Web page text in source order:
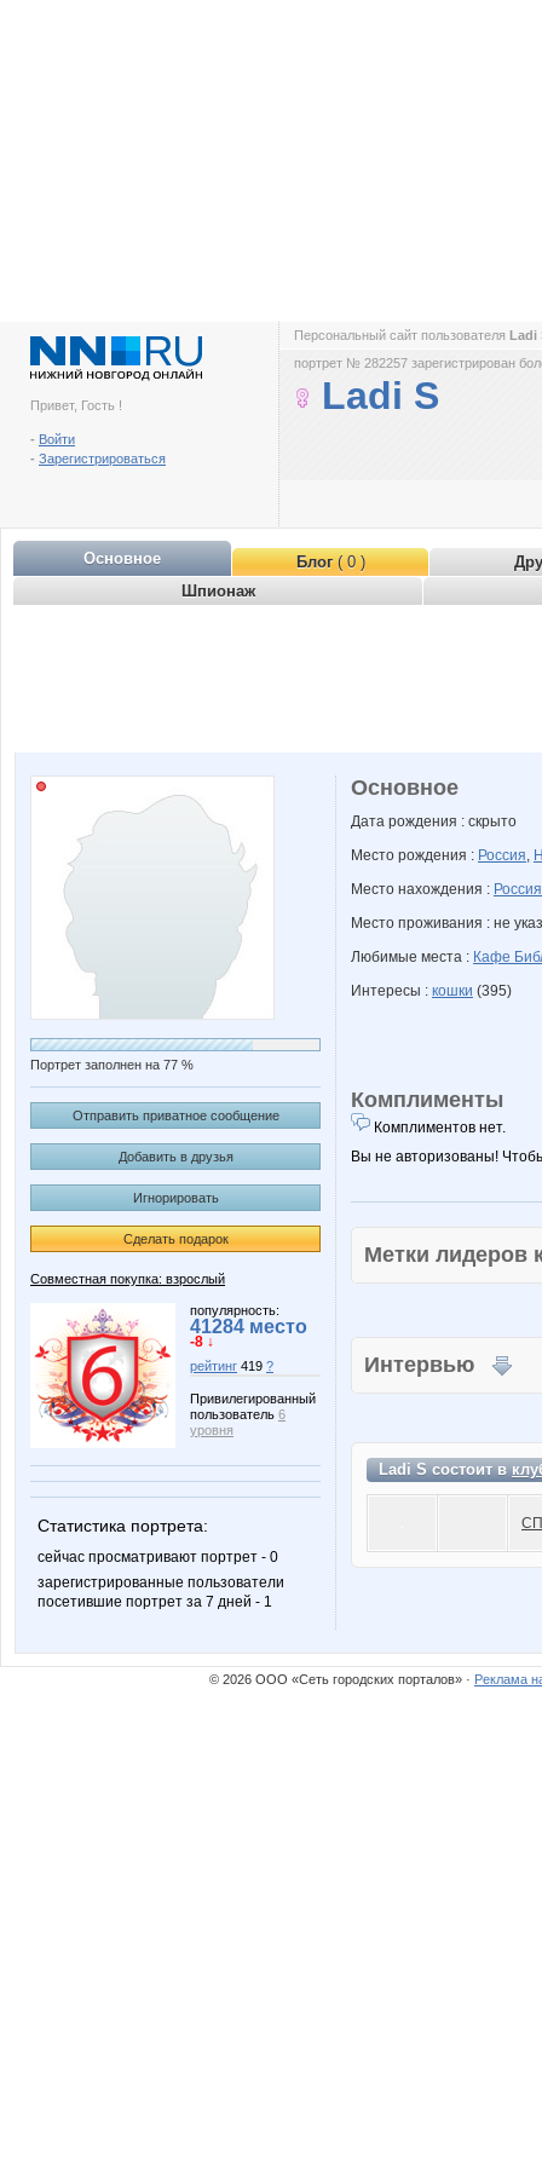
Привет, Гость !
- Войти
- Зарегистрироваться
Персональный сайт пользователя Ladi
портрет № 282257 зарегистрирован
Ladi S
Основное Блог( 0 )
Шпионаж
Портрет заполнен на 77 %
Отправить приватное сообщение
Добавить в друзья
Игнорировать
Сделать подарок
Совместная покупка: взрослый
популярность:
41284 место
-8 ↓
рейтинг 419 ?
Привилегированный
пользователь 6
уровня
Статистика портрета:
сейчас просматривают портрет - 0
зарегистрированные пользователи
посетившие портрет за 7 дней - 1
Основное
Дата рождения : скрыто
Место рождения : Россия,
Место нахождения : Россия
Место проживания : не
Любимые места : Кафе
Интересы : кошки (395)
Комплименты
Комплиментов нет.
Вы не авторизованы!
Метки
Интервью
Ladi S состоит в
© 2026 ООО «Сеть городских порталов» · Реклама